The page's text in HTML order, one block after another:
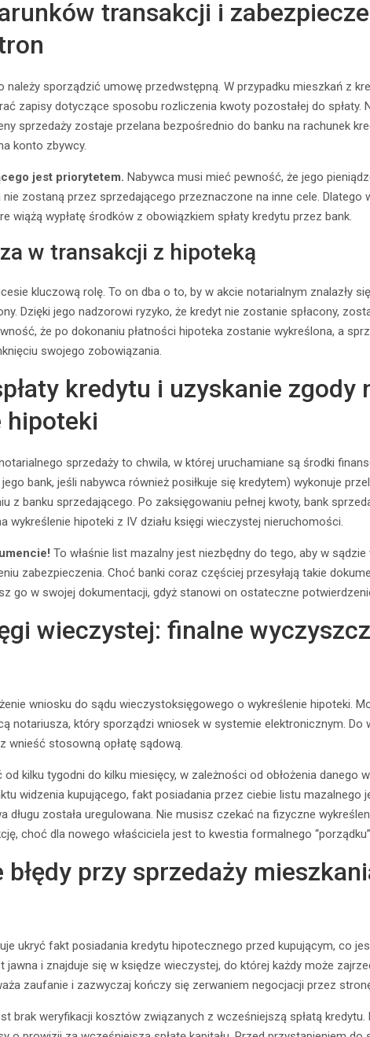
transakcji i
należy sporządzić umowę przedwstępną. W przypadku mieszkań z
zapisy dotyczące sposobu rozliczenia kwoty pozostałej do spłaty.
sprzedaży zostaje przelana bezpośrednio do banku na rachunek
konto zbywcy.
jest priorytetem. Nabywca musi mieć pewność, że jego
zostaną przez sprzedającego przeznaczone na inne cele. Dlatego
wiążą wypłatę środków z obowiązkiem spłaty kredytu przez bank.
w transakcji z hipoteką
kluczową rolę. To on dba o to, by w akcie notarialnym znalazły
Dzięki jego nadzorowi ryzyko, że kredyt nie zostanie spłacony,
że po dokonaniu płatności hipoteka zostanie wykreślona, a
swojego zobowiązania.
kredytu i uzyskanie zgody
hipoteki
sprzedaży to chwila, w której uruchamiane są środki
bank, jeśli nabywca również posiłkuje się kredytem) wykonuje
z banku sprzedającego. Po zaksięgowaniu pełnej kwoty, bank
wykreślenie hipoteki z IV działu księgi wieczystej nieruchomości.
To właśnie list mazalny jest niezbędny do tego, aby w
zabezpieczenia. Choć banki coraz częściej przesyłają takie
go w swojej dokumentacji, gdyż stanowi on ostateczne
wieczystej: finalne
wniosku do sądu wieczystoksięgowego o wykreślenie hipoteki.
notariusza, który sporządzi wniosek w systemie elektronicznym. Do
wnieść stosowną opłatę sądową.
kilku tygodni do kilku miesięcy, w zależności od obłożenia danego
widzenia kupującego, fakt posiadania przez ciebie listu mazalnego
długu została uregulowana. Nie musisz czekać na fizyczne
choć dla nowego właściciela jest to kwestia formalnego
błędy przy sprzedaży
ukryć fakt posiadania kredytu hipotecznego przed kupującym, co
i znajduje się w księdze wieczystej, do której każdy może
zaufanie i zazwyczaj kończy się zerwaniem negocjacji przez
brak weryfikacji kosztów związanych z wcześniejszą spłatą